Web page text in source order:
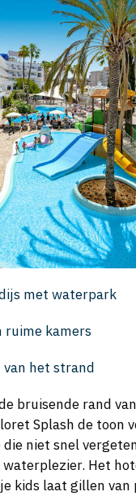
met waterpark
ruime kamers
het strand
bruisende rand
Splash de toon
niet snel
Het
kids laat gillen van